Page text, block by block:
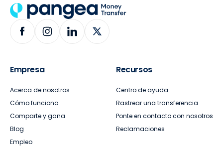
Empresa
Acerca de nosotros
Cómo funciona
Comparte y gana
Blog
Empleo
Recursos
Centro de ayuda
Rastrear una transferencia
Ponte en contacto con nosotros
Reclamaciones